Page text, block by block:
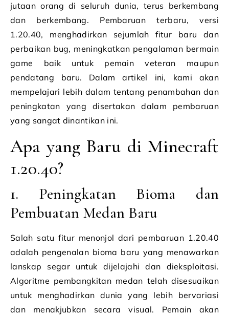
jutaan orang di seluruh dunia, terus berkembang
dan berkembang. Pembaruan terbaru, versi
1.20.40, menghadirkan sejumlah fitur baru dan
perbaikan bug, meningkatkan pengalaman bermain
game baik untuk pemain veteran maupun
pendatang baru. Dalam artikel ini, kami akan
mempelajari lebih dalam tentang penambahan dan
peningkatan yang disertakan dalam pembaruan
yang sangat dinantikan ini.
Apa yang Baru di Minecraft
1.20.40?
1. Peningkatan Bioma dan
Pembuatan Medan Baru
Salah satu fitur menonjol dari pembaruan 1.20.40
adalah pengenalan bioma baru yang menawarkan
lanskap segar untuk dijelajahi dan dieksploitasi.
Algoritme pembangkitan medan telah disesuaikan
untuk menghadirkan dunia yang lebih bervariasi
dan menakjubkan secara visual. Pemain akan